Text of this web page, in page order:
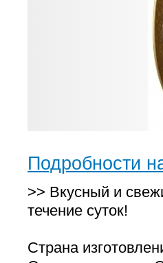
Подробности
>> Вкусный и
течение суток!
Страна